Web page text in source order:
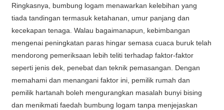
Ringkasnya, bumbung logam menawarkan kelebihan yang
tiada tandingan termasuk ketahanan, umur panjang dan
kecekapan tenaga. Walau bagaimanapun, kebimbangan
mengenai peningkatan paras hingar semasa cuaca buruk telah
mendorong pemeriksaan lebih teliti terhadap faktor-faktor
seperti jenis dek, penebat dan teknik pemasangan. Dengan
memahami dan menangani faktor ini, pemilik rumah dan
pemilik hartanah boleh mengurangkan masalah bunyi bising
dan menikmati faedah bumbung logam tanpa menjejaskan